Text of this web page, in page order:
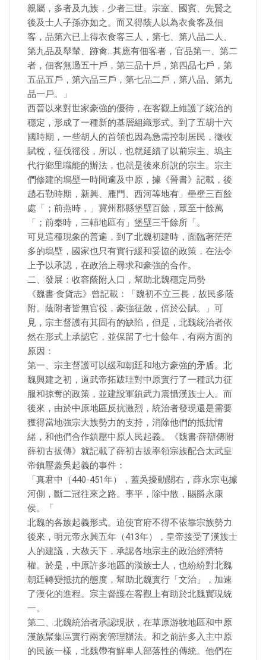
親屬，多者及九族，少者三世。宗室、國賓、先賢之
後及士人子孫亦如之。而又得蔭人以為衣食客及佃
客，品第六已上得衣食客三人，第七、第八品二人、
第九品及舉輦、跡禽…其應有佃客者，官品第一、第二
者，佃客無過五十戶，第三品十戶，第四品七戶，第
五品五戶，第六品三戶，第七品二戶，第八品、第九
品一戶。」
西晉以來對世家豪強的優待，在客觀上維護了統治的
穩定，形成了一種新的基層組織形式。到了五胡十六
國時期，一些胡人的首領也因為急需控制居民，徵收
賦稅，征伐徭役，所以，也就延續了以前宗主、塢主
代行鄉里職能的辦法，也就是後來所說的宗主。宗主
們修建的塢壁一時間遍及中原，據《晉書》記載，後
趙石勒時期，新興、雁門、西河等地有」壘壁三百餘
處「；前燕時，」冀州郡縣堡壁百餘，眾至十餘萬
「；前秦時，三輔地區有」堡壁三千餘所「。
可見這種現象的普遍，到了北魏初建時，面臨著茫茫
多的塢壁，國家也只有實行緩和妥協的政策，在法令
上予以承認，在政治上尋求和豪強的合作。
二、發展：收容蔭附人口，幫助北魏穩定局勢
《魏書·食貨志》曾記載：「魏初不立三長，故民多蔭
附。蔭附者皆無官役，豪強征斂，倍於公賦。」可
見，宗主督護有其固有的缺陷，但是，北魏統治者依
然在形式上承認它，並保留了七十餘年，有兩方面的
原因：
第一、宗主督護可以緩和朝廷和地方豪強的矛盾。北
魏興建之初，道武帝拓跋珪對中原實行了一種武力征
服和掠奪的政策，並建設軍鎮武力震懾漢族士人。而
後來，由於中原地區反抗激烈，統治者發現還是需要
獲得當地強宗大族勢力的支持，消除他們的抵抗情
緒，和他們合作鎮壓中原人民起義。《魏書·薛辯傳附
薛初古拔傳》就記載了薛初古拔率領宗族配合太武皇
帝鎮壓蓋吳起義的事件：
「真君中（440-451年），蓋吳擾動關右，薛永宗屯據
河側，斷二冠往來之路。事平，除中散，賜爵永康
侯。「
北魏的各族起義形式。迫使官府不得不依靠宗族勢力
後來，明元帝永興五年（413年），皇帝接受了漢族士
人的建議，大赦天下，承認各地宗主的政治經濟特
權。於是，中原許多地區的漢族士人，也紛紛對北魏
朝廷轉變抵抗的態度，幫助北魏實行「文治」，加速
了漢化的進程。宗主督護在客觀上有助於北魏實現統
一。
第二、北魏統治者承認現狀，在草原游牧地區和中原
漢族聚集區實行兩套管理辦法。和之前許多入主中原
的民族一樣，北魏帶有鮮卑人部落性的傳統。他們在